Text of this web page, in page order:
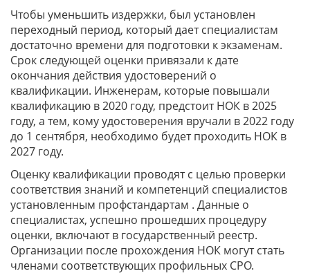
Чтобы уменьшить издержки, был установлен
переходный период, который дает специалистам
достаточно времени для подготовки к экзаменам.
Срок следующей оценки привязали к дате
окончания действия удостоверений о
квалификации. Инженерам, которые повышали
квалификацию в 2020 году, предстоит НОК в 2025
году, а тем, кому удостоверения вручали в 2022 году
до 1 сентября, необходимо будет проходить НОК в
2027 году.
Оценку квалификации проводят с целью проверки
соответствия знаний и компетенций специалистов
установленным профстандартам . Данные о
специалистах, успешно прошедших процедуру
оценки, включают в государственный реестр.
Организации после прохождения НОК могут стать
членами соответствующих профильных СРО.